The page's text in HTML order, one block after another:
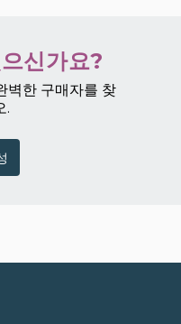
신가요?
벽한 구매자를 찾
.